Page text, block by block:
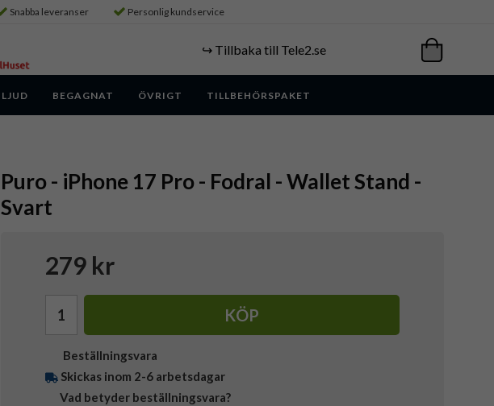
Snabba leveranser Personlig kundservice
↪️ Tillbaka till Tele2.se
LJUD BEGAGNAT ÖVRIGT TILLBEHÖRSPAKET
Puro - iPhone 17 Pro - Fodral - Wallet Stand -
Svart
279 kr
KÖP
Beställningsvara
Skickas inom 2-6 arbetsdagar
Vad betyder beställningsvara?